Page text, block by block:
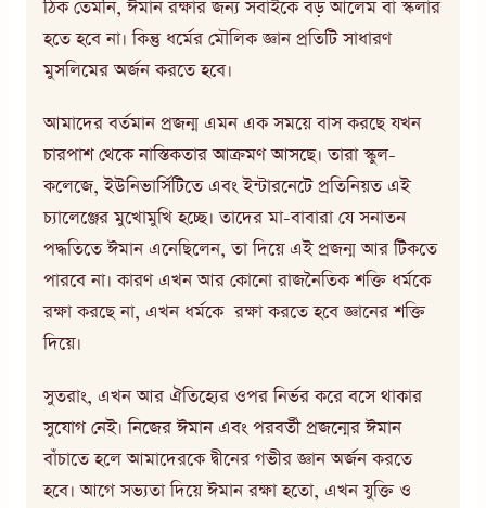
ঠিক তেমনি, ঈমান রক্ষার জন্য সবাইকে বড় আলেম বা স্কলার
হতে হবে না। কিন্তু ধর্মের মৌলিক জ্ঞান প্রতিটি সাধারণ
মুসলিমের অর্জন করতে হবে।
আমাদের বর্তমান প্রজন্ম এমন এক সময়ে বাস করছে যখন
চারপাশ থেকে নাস্তিকতার আক্রমণ আসছে। তারা স্কুল-
কলেজে, ইউনিভার্সিটিতে এবং ইন্টারনেটে প্রতিনিয়ত এই
চ্যালেঞ্জের মুখোমুখি হচ্ছে। তাদের মা-বাবারা যে সনাতন
পদ্ধতিতে ঈমান এনেছিলেন, তা দিয়ে এই প্রজন্ম আর টিকতে
পারবে না। কারণ এখন আর কোনো রাজনৈতিক শক্তি ধর্মকে
রক্ষা করছে না, এখন ধর্মকে রক্ষা করতে হবে জ্ঞানের শক্তি
দিয়ে।
সুতরাং, এখন আর ঐতিহ্যের ওপর নির্ভর করে বসে থাকার
সুযোগ নেই। নিজের ঈমান এবং পরবর্তী প্রজন্মের ঈমান
বাঁচাতে হলে আমাদেরকে দ্বীনের গভীর জ্ঞান অর্জন করতে
হবে। আগে সভ্যতা দিয়ে ঈমান রক্ষা হতো, এখন যুক্তি ও